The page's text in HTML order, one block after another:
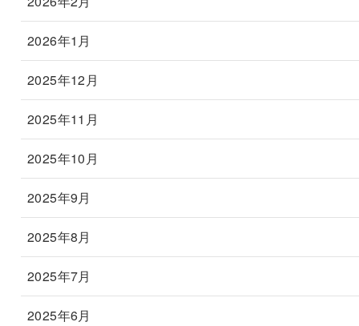
2026年1月
2025年12月
2025年11月
2025年10月
2025年9月
2025年8月
2025年7月
2025年6月